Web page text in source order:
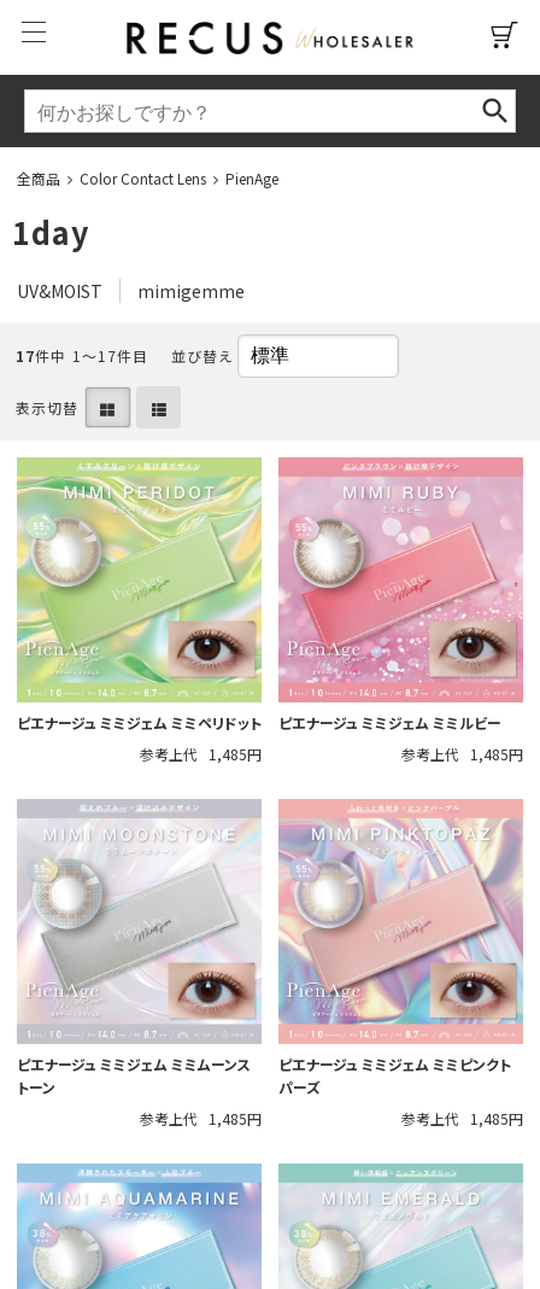
全商品 Color Contact Lens PienAge
1day
UV&MOIST mimigemme
17件中 1〜17件目 並び替え
表示切替
ピエナージュ ミミジェム ミミペリドット
参考上代
1,485円
ピエナージュ ミミジェム ミミルビー
参考上代
1,485円
ピエナージュ ミミジェム ミミムーンス
トーン
参考上代
1,485円
ピエナージュ ミミジェム ミミピンクト
パーズ
参考上代
1,485円